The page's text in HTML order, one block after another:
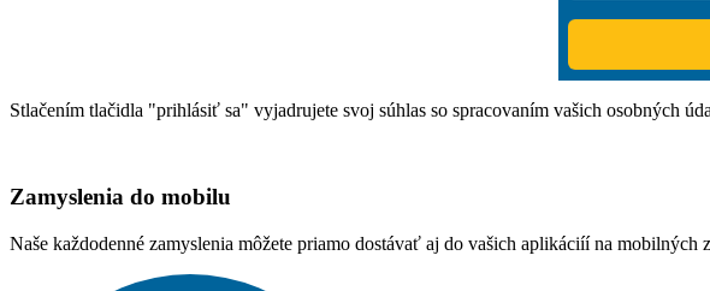
Stlačením tlačidla "prihlásiť sa" vyjadrujete svoj súhlas so spracovaním vašich osobných
Zamyslenia do mobilu
Naše každodenné zamyslenia môžete priamo dostávať aj do vašich aplikáciíí na